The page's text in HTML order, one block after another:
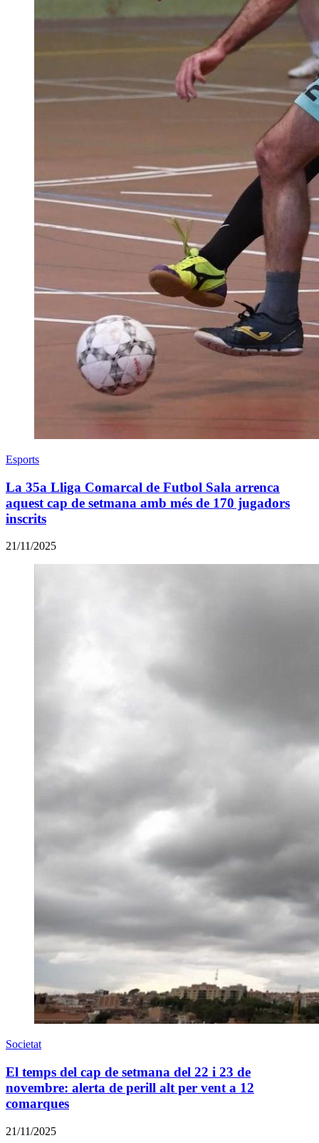
Esports
La 35a Lliga Comarcal de Futbol Sala arrenca
aquest cap de setmana amb més de 170 jugadors
inscrits
21/11/2025
Societat
El temps del cap de setmana del 22 i 23 de
novembre: alerta de perill alt per vent a 12
comarques
21/11/2025